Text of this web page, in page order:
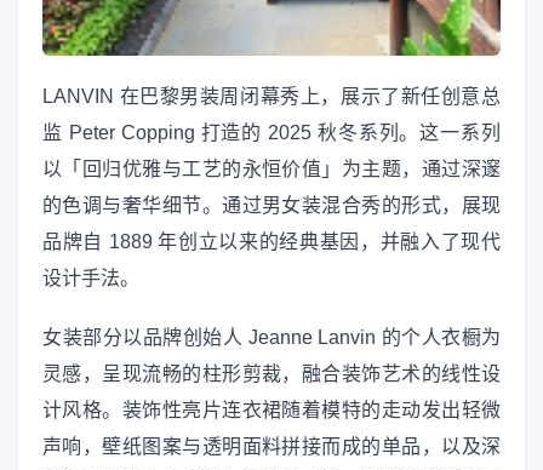
LANVIN 在巴黎男装周闭幕秀上，展示了新任创意总
监 Peter Copping 打造的 2025 秋冬系列。这一系列
以「回归优雅与工艺的永恒价值」为主题，通过深邃
的色调与奢华细节。通过男女装混合秀的形式，展现
品牌自 1889 年创立以来的经典基因，并融入了现代
设计手法。
女装部分以品牌创始人 Jeanne Lanvin 的个人衣橱为
灵感，呈现流畅的柱形剪裁，融合装饰艺术的线性设
计风格。装饰性亮片连衣裙随着模特的走动发出轻微
声响，壁纸图案与透明面料拼接而成的单品，以及深